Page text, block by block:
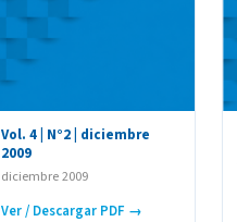
Vol. 4 | N°2 | diciembre
2009
diciembre 2009
Ver / Descargar PDF →